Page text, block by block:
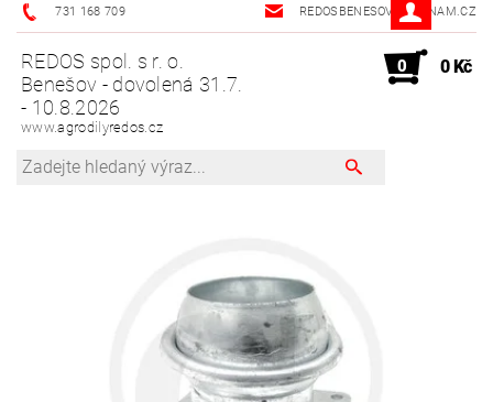
731 168 709 REDOSBENESOV@SEZNAM.CZ
REDOS spol. s r. o.
Benešov - dovolená 31.7.
- 10.8.2026
www.agrodilyredos.cz
0 0 Kč